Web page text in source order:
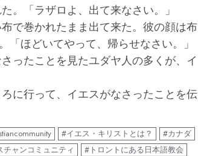
。「ラザロよ、出て来なさい。」
で巻かれたまま出て来た。彼の顔は布
「ほどいてやって、帰らせなさい。」
ったことを見たユダヤ人の多くが、イ
に行って、イエスがなさったことを伝
#イエス・キリストとは？
#カナダ
ャンコミュニティ
#トロントにある日本語教会